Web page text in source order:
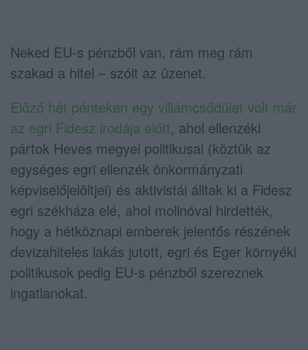
Neked EU-s pénzből van, rám meg rám
szakad a hitel – szólt az üzenet.
Előző hét pénteken egy villámcsődület volt már
az egri Fidesz irodája előtt, ahol ellenzéki
pártok Heves megyei politikusai (köztük az
egységes egri ellenzék önkormányzati
képviselőjelöltjei) és aktivistái álltak ki a Fidesz
egri székháza elé, ahol molinóval hirdették,
hogy a hétköznapi emberek jelentős részének
devizahiteles lakás jutott, egri és Eger környéki
politikusok pedig EU-s pénzből szereznek
ingatlanokat.